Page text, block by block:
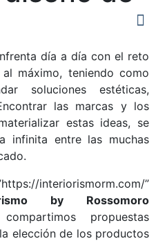
día a día con el reto
máximo, teniendo como
soluciones estéticas,
las marcas y los
estas ideas, se
infinita entre las muchas
interiorismorm.com/”
by Rossomoro
propuestas
elección de los productos